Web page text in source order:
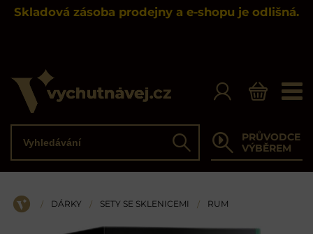
Skladová zásoba prodejny a e-shopu je odlišná.
Hledat
PRŮVODCE
VÝBĚREM
ÚVOD
/ DÁRKY / SETY SE SKLENICEMI / RUM